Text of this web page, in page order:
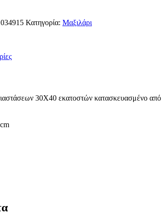
Κατηγορία: Μαξιλάρι
30X40 εκατοστών κατασκευασμένο